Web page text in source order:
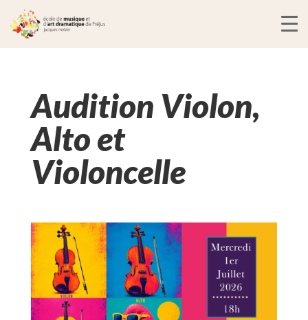
Audition Violon,
Alto et
Violoncelle